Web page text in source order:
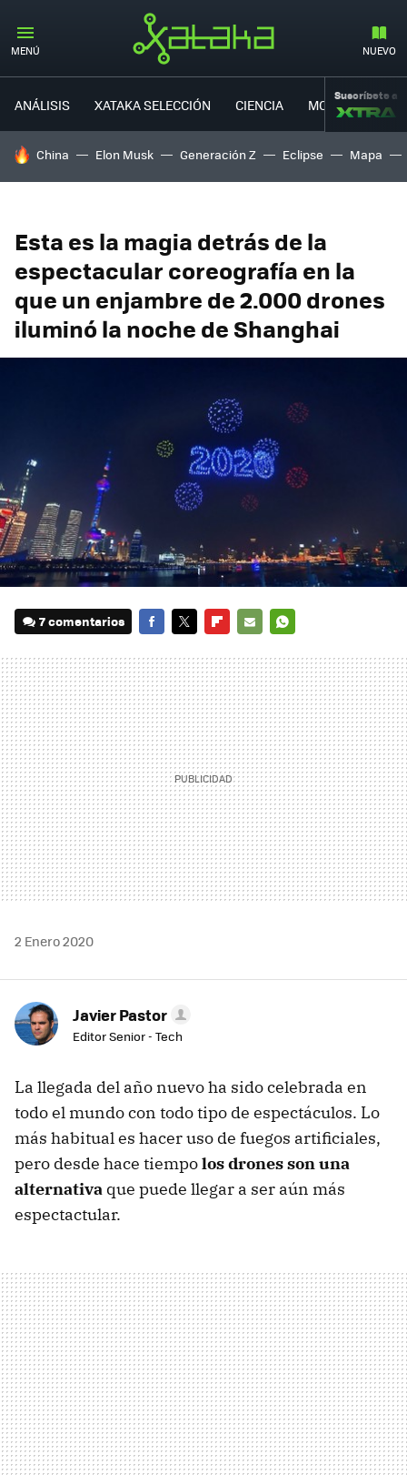
MENÚ NUEVO
ANÁLISIS XATAKA SELECCIÓN CIENCIA MOVILIDAD
Suscríbete a
HOY SE HABLA DE
China Elon Musk Generación Z Eclipse Mapa
Esta es la magia detrás de la
espectacular coreografía en la
que un enjambre de 2.000 drones
iluminó la noche de Shanghai
7 comentarios
MAIL
2 Enero 2020
Javier Pastor
Editor Senior - Tech
La llegada del año nuevo ha sido celebrada en
todo el mundo con todo tipo de espectáculos. Lo
más habitual es hacer uso de fuegos artificiales,
pero desde hace tiempolos drones son una
alternativa que puede llegar a ser aún más
espectactular.